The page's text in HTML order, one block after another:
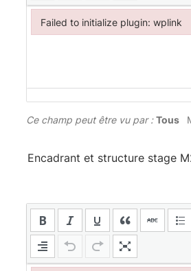
Ce champ peut être vu par :Tous
Encadrant et structure stage
Failed to initialize plugin: wplink
Failed to initialize plugin: wplink